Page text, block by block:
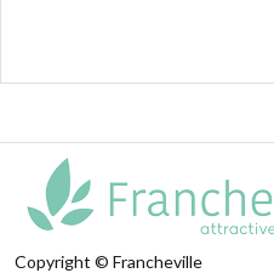
Copyright © Francheville